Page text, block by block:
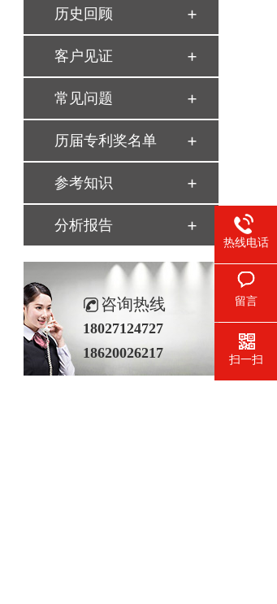
历史回顾
客户见证
常见问题
历届专利奖名单
参考知识
分析报告
咨询热线
18027124727
18620026217
热线电话
留言
扫一扫